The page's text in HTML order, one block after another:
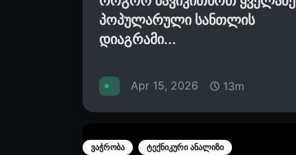
პოპულარული სანთლის
დიაგრამი...
Apr 15, 2026 13m
ვაჭრობა ტექნიკური ანალიზი